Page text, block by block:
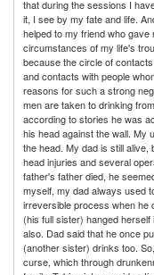
that during the sessions I
it, I see by my fate and life.
helped to my friend who
circumstances of my life's
because the circle of
and contacts with people
reasons for such a strong
men are taken to drinking
according to stories he was
his head against the wall. My
the head. My dad is still
head injuries and several
father's father died, he
myself, my dad always used
irreversible process when he
(his full sister) hanged
also. Dad said that he once
(another sister) drinks too.
curse, which through